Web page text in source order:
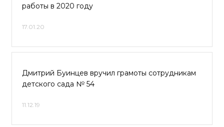
работы в 2020 году
17.01.20
Дмитрий Буинцев вручил грамоты сотрудникам
детского сада № 54
11.12.19